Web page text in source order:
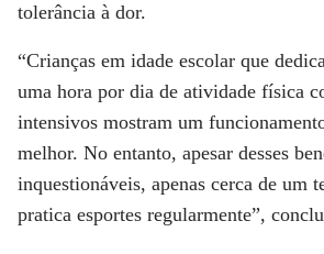
tolerância à dor.
“Crianças em idade escolar que
uma hora por dia de atividade física
intensivos mostram um
melhor. No entanto, apesar desses
inquestionáveis, apenas cerca de um
pratica esportes regularmente”,